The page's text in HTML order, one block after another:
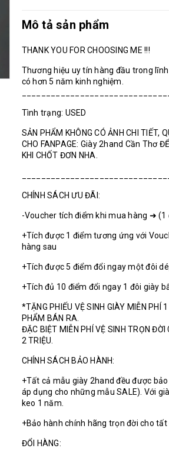
Mô tả sản phẩm
THANK YOU FOR CHOOSING ME !!!
Thương hiệu uy tín hàng đầu trong
có hơn 5 năm kinh nghiệm.
Tình trạng: USED
SẢN PHẨM KHÔNG CÓ ẢNH CHI TIẾT,
CHO FANPAGE: Giày 2hand Cần Thơ
KHI CHỐT ĐƠN NHA.
CHÍNH SÁCH ƯU ĐÃI:
-Voucher tích điểm khi mua hàng ➜ (1
+Tích được 1 điểm tương ứng với
hàng sau
+Tích được 5 điểm đổi ngay một đôi
+Tích đủ 10 điểm đổi ngay 1 đôi giày
*TẶNG PHIẾU VỆ SINH GIÀY MIỄN PHÍ
PHẨM BÁN RA.
ĐẶC BIỆT MIỄN PHÍ VỆ SINH TRỌN ĐỜI
2 TRIỆU.
CHÍNH SÁCH BẢO HÀNH:
+Tất cả mẫu giày 2hand đều được
áp dụng cho những mẫu SALE). Với
keo 1 năm.
+Bảo hành chính hãng trọn đời cho
ĐỔI HÀNG: